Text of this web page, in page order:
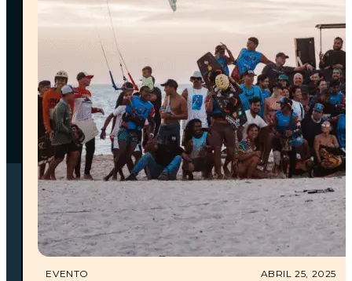
EVENTO ABRIL 25, 2025
reembolso del 50%.
•⁠ ⁠Cancelaciones con
menos de 7 días
anticipación: no aplica reembolso.